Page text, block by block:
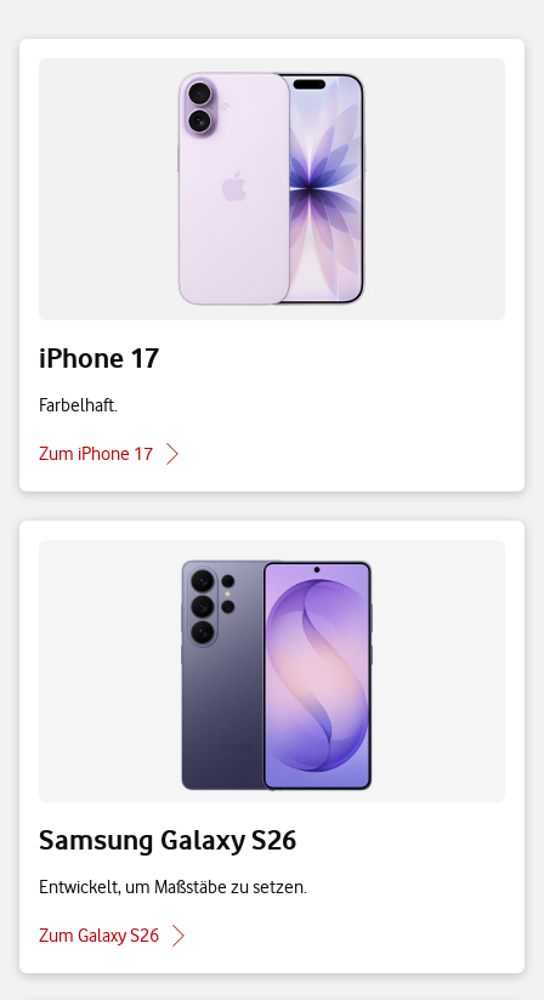
iPhone 17
Farbelhaft.
Zum iPhone 17
Samsung Galaxy S26
Entwickelt, um Maßstäbe zu setzen.
Zum Galaxy S26